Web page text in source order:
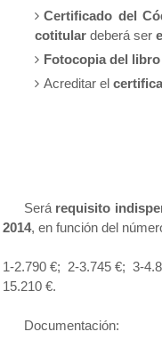
Certificado del
cotitular deberá ser
Fotocopia del
Acreditar el
Será requisito
2014, en función del
1-2.790 €; 2-3.745 €; 3-
15.210 €.
Documentación: